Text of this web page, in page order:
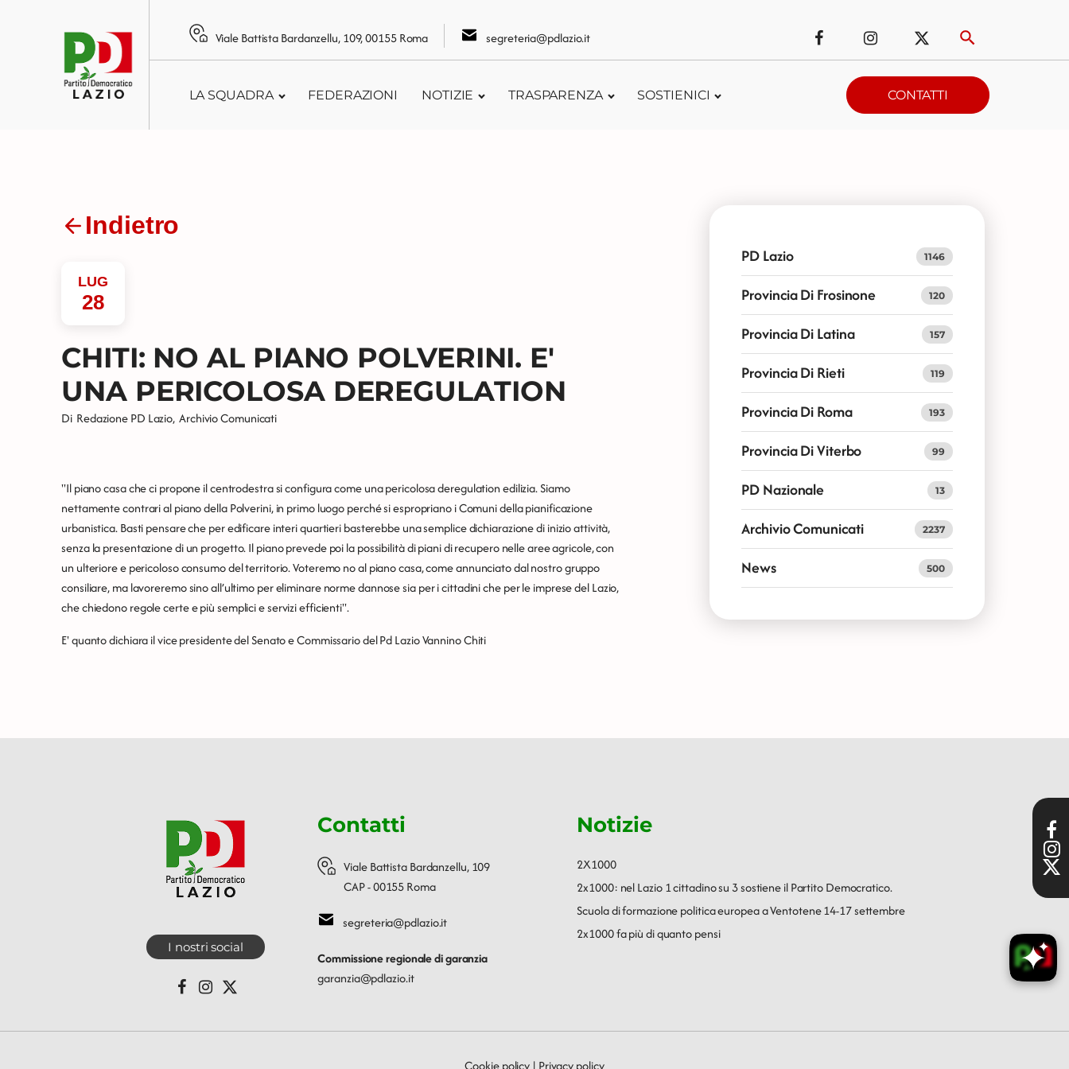
Viale Battista Bardanzellu, 109, 00155 Roma segreteria@pdlazio.it
LA SQUADRA FEDERAZIONI NOTIZIE TRASPARENZA SOSTIENICI CONTATTI
Indietro
LUG
28
CHITI: NO AL PIANO POLVERINI. E'
UNA PERICOLOSA DEREGULATION
Di Redazione PD Lazio, Archivio Comunicati
"Il piano casa che ci propone il centrodestra si configura come una pericolosa deregulation edilizia. Siamo
nettamente contrari al piano della Polverini, in primo luogo perché si espropriano i Comuni della pianificazione
urbanistica. Basti pensare che per edificare interi quartieri basterebbe una semplice dichiarazione di inizio attività,
senza la presentazione di un progetto. Il piano prevede poi la possibilità di piani di recupero nelle aree agricole, con
un ulteriore e pericoloso consumo del territorio. Voteremo no al piano casa, come annunciato dal nostro gruppo
consiliare, ma lavoreremo sino all’ultimo per eliminare norme dannose sia per i cittadini che per le imprese del Lazio,
che chiedono regole certe e più semplici e servizi efficienti".
E' quanto dichiara il vice presidente del Senato e Commissario del Pd Lazio Vannino Chiti
PD Lazio 1146
Provincia Di Frosinone 120
Provincia Di Latina 157
Provincia Di Rieti 119
Provincia Di Roma 193
Provincia Di Viterbo 99
PD Nazionale 13
Archivio Comunicati 2237
News 500
I nostri social
Contatti
Viale Battista Bardanzellu, 109
CAP - 00155 Roma
segreteria@pdlazio.it
Commissione regionale di garanzia
garanzia@pdlazio.it
Notizie
2X1000
2x1000: nel Lazio 1 cittadino su 3 sostiene il Partito Democratico.
Scuola di formazione politica europea a Ventotene 14-17 settembre
2x1000 fa più di quanto pensi
Cookie policy | Privacy policy